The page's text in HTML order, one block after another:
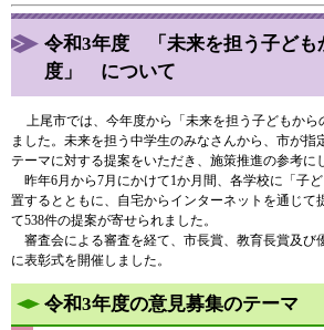
令和3年度 「未来を担う子ども
度」 について
上尾市では、今年度から「未来を担う子どもから
ました。未来を担う中学生のみなさんから、市が指
テーマに対する提案をいただき、施策推進の参考に
昨年6月から7月にかけて1か月間、各学校に「子
置するとともに、自宅からインターネットを通じて
て538件の提案が寄せられました。
審査会による審査を経て、市長賞、教育長賞及び
に表彰式を開催しました。
令和3年度の意見募集のテーマ